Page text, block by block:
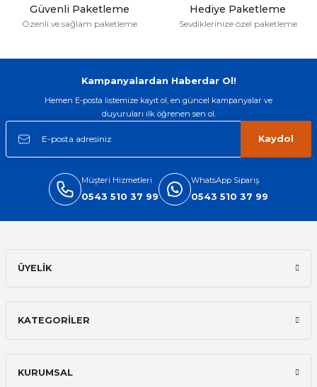
Güvenli Paketleme
Özenli ve sağlam paketleme
Hediye Paketleme
Sevdiklerinize özel paketleme
Kampanyalardan Haberdar Ol!
Hemen E-posta listemize kayıt ol, en güncel kampanyalar ve
duyuruları ilk öğrenen sen ol.
Kaydol
Müşteri Hizmetleri
0543 510 37 99
WhatsApp Sipariş
0543 510 37 99
ÜYELİK
KATEGORİLER
KURUMSAL